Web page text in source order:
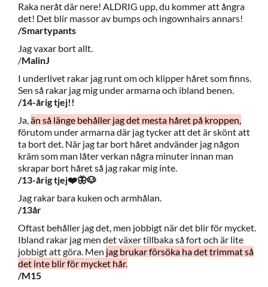
Raka neråt där nere! ALDRIG upp, du kommer att ångra
det! Det blir massor av bumps och ingownhairs annars!
/Smartypants
Jag vaxar bort allt.
/MalinJ
I underlivet rakar jag runt om och klipper håret som finns.
Sen så rakar jag mig under armarna och ibland benen.
/14-årig tjej!!
Ja,än så länge behåller jag det mesta håret på kroppen,
förutom under armarna där jag tycker att det är skönt att
ta bort det. När jag tar bort håret andvänder jag någon
kräm som man låter verkan några minuter innan man
skrapar bort håret så jag rakar mig inte.
/13-årig tjej❤️🦋🐶
Jag rakar bara kuken och armhålan.
/13år
Oftast behåller jag det, men jobbigt när det blir för mycket.
Ibland rakar jag men det växer tillbaka så fort och är lite
jobbigt att göra. Men jag brukar försöka ha det trimmat så
det inte blir för mycket hår.
/M15